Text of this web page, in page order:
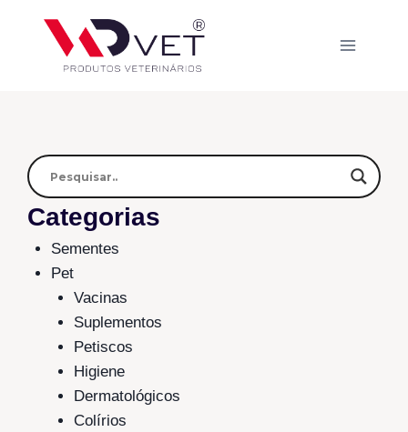
Categorias
Sementes
Pet
Vacinas
Suplementos
Petiscos
Higiene
Dermatológicos
Colírios